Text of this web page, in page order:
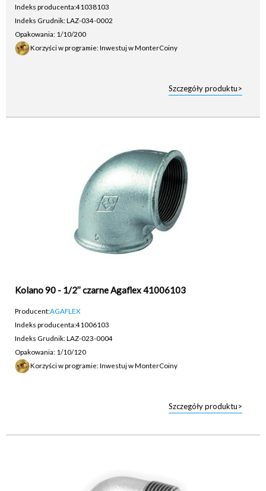
Indeks producenta:41038103
Indeks Grudnik: LAZ-034-0002
Opakowania: 1/10/200
Korzyści w programie: Inwestuj w MonterCoiny
Szczegóły produktu>
Kolano 90 - 1/2’’ czarne Agaflex 41006103
Producent:AGAFLEX
Indeks producenta:41006103
Indeks Grudnik: LAZ-023-0004
Opakowania: 1/10/120
Korzyści w programie: Inwestuj w MonterCoiny
Szczegóły produktu>